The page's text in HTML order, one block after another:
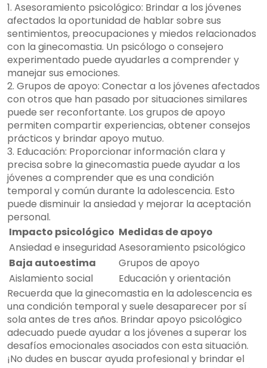
1. Asesoramiento psicológico: Brindar a los jóvenes
afectados la oportunidad de hablar sobre sus
sentimientos, preocupaciones y miedos relacionados
con la ginecomastia. Un psicólogo o consejero
experimentado puede ayudarles a comprender y
manejar sus emociones.
2. Grupos de apoyo: Conectar a los jóvenes afectados
con otros que han pasado por situaciones similares
puede ser reconfortante. Los grupos de apoyo
permiten compartir experiencias, obtener consejos
prácticos y brindar apoyo mutuo.
3. Educación: Proporcionar información clara y
precisa sobre la ginecomastia puede ayudar a los
jóvenes a comprender que es una condición
temporal y común durante la adolescencia. Esto
puede disminuir la ansiedad y mejorar la aceptación
personal.
Impacto psicológico Medidas de apoyo
Ansiedad e inseguridad Asesoramiento psicológico
Baja autoestima
Grupos de apoyo
Aislamiento social
Educación y orientación
Recuerda que la ginecomastia en la adolescencia es
una condición temporal y suele desaparecer por sí
sola antes de tres años. Brindar apoyo psicológico
adecuado puede ayudar a los jóvenes a superar los
desafíos emocionales asociados con esta situación.
¡No dudes en buscar ayuda profesional y brindar el